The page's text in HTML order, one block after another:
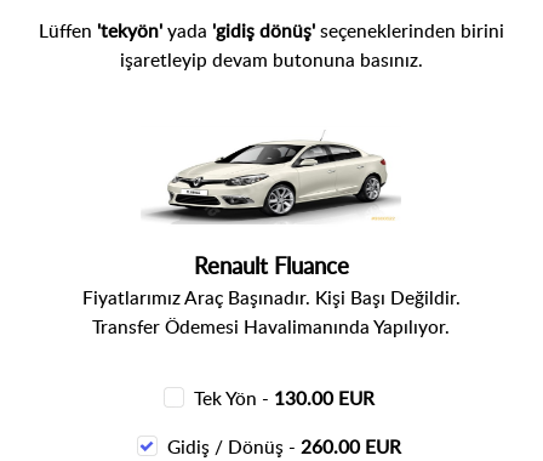
Lüffen 'tekyön'yada 'gidiş dönüş'seçeneklerinden birini
işaretleyip devam butonuna basınız.
Renault Fluance
Fiyatlarımız Araç Başınadır. Kişi Başı Değildir.
Transfer Ödemesi Havalimanında Yapılıyor.
Tek Yön - 130.00 EUR
Gidiş / Dönüş - 260.00 EUR